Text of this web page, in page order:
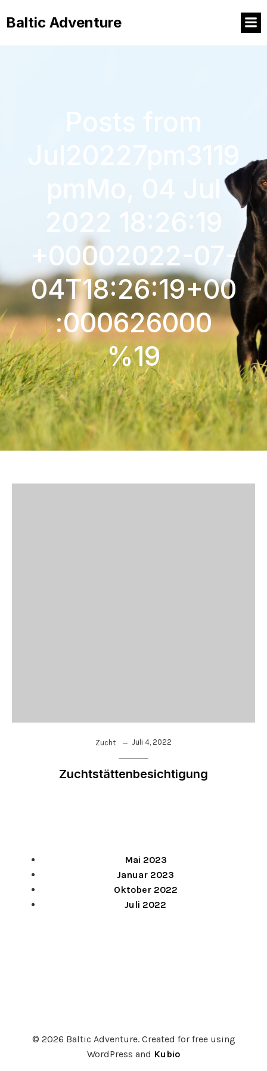
Baltic Adventure
Jul20227pm3119
2022 18:26:19
+00002022-07-
04T18:26:19+00
:000626000
%19
Zucht Juli 4, 2022
Zuchtstättenbesichtigung
Mai 2023
Januar 2023
Oktober 2022
Juli 2022
© 2026 Baltic Adventure. Created for free using
WordPress and Kubio